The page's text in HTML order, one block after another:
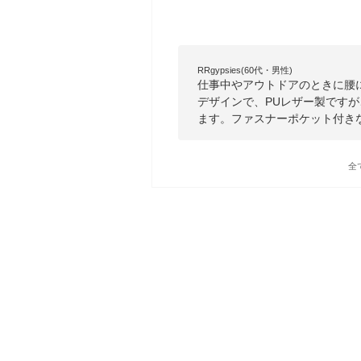
RRgypsies(60代・男性)
仕事中やアウトドアのときに
デザインで、PUレザー製です
ます。ファスナーポケット付
全